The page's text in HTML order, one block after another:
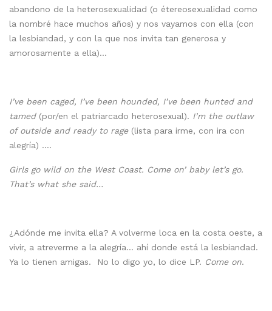
abandono de la heterosexualidad (o étereosexualidad como
la nombré hace muchos años) y nos vayamos con ella (con
la lesbiandad, y con la que nos invita tan generosa y
amorosamente a ella)…
I’ve been caged, I’ve been hounded, I’ve been hunted and
tamed(por/en el patriarcado heterosexual). I’m the outlaw
of outside and ready to rage(lista para irme, con ira con
alegría) ….
Girls go wild on the West Coast. Come on’ baby let’s go.
That’s what she said…
¿Adónde me invita ella? A volverme loca en la costa oeste, a
vivir, a atreverme a la alegría… ahí donde está la lesbiandad.
Ya lo tienen amigas. No lo digo yo, lo dice LP. Come on.